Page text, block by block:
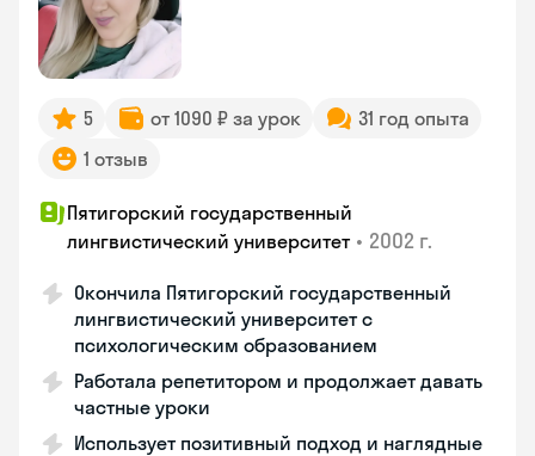
5 от 1090 ₽ за урок
31 год опыта
1 отзыв
Пятигорский государственный
лингвистический университет • 2002 г.
Окончила Пятигорский государственный
лингвистический университет с
психологическим образованием
Работала репетитором и продолжает давать
частные уроки
Использует позитивный подход и наглядные